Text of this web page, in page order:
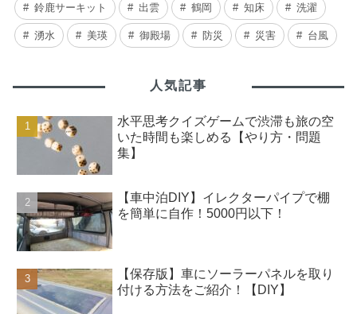
鈴鹿サーキット 出雲 鶴岡 知床 洗濯
湧水 美瑛 御殿場 防災 災害 台風
人気記事
水平思考クイズゲームで渋滞も旅の空
いた時間も楽しめる【やり方・問題
集】
【車中泊DIY】イレクターパイプで棚
を簡単に自作！5000円以下！
【保存版】車にソーラーパネルを取り
付ける方法をご紹介！【DIY】